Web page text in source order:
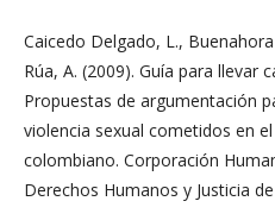
Caicedo Delgado, L.,
Rúa, A. (2009). Guía para llevar
Propuestas de argumentación
violencia sexual cometidos en
colombiano. Corporación
Derechos Humanos y Justicia